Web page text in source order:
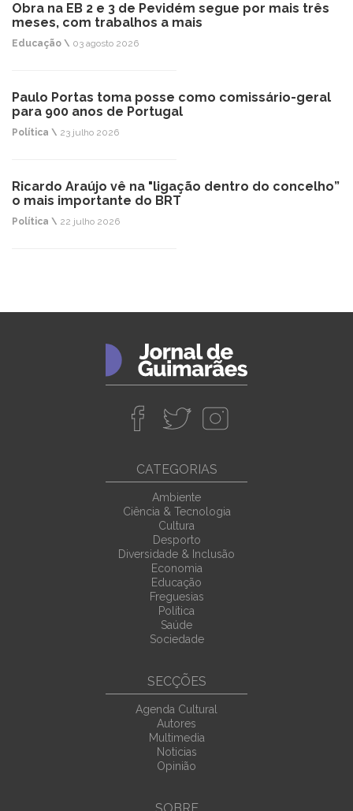
Obra na EB 2 e 3 de Pevidém segue por mais três
meses, com trabalhos a mais
Educação \ 03 agosto 2026
Paulo Portas toma posse como comissário-geral
para 900 anos de Portugal
Política \ 23 julho 2026
Ricardo Araújo vê na "ligação dentro do concelho”
o mais importante do BRT
Política \ 22 julho 2026
CATEGORIAS
Ambiente
Ciência & Tecnologia
Cultura
Desporto
Diversidade & Inclusão
Economia
Educação
Freguesias
Política
Saúde
Sociedade
SECÇÕES
Agenda Cultural
Autores
Multimedia
Noticias
Opinião